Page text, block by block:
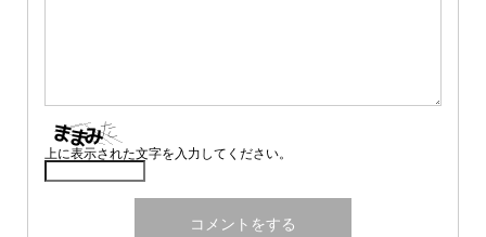
上に表示された文字を入力してください。